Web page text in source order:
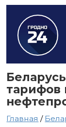
тарифов
Главная /